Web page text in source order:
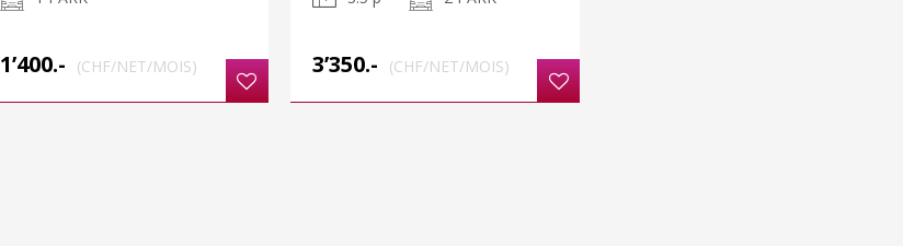
1’400.- (CHF/NET/MOIS) 3’350.- (CHF/NET/MOIS)